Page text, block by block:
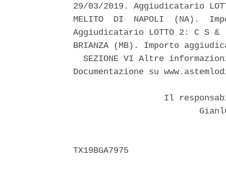
29/03/2019. Aggiudicatario
MELITO  DI  NAPOLI  (NA).
Aggiudicatario LOTTO 2: C S &
BRIANZA (MB). Importo
SEZIONE VI Altre
Documentazione su
Il